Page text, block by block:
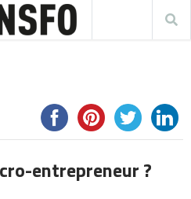
entrepreneur ?